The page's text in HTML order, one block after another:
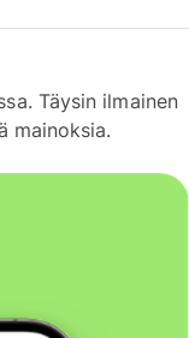
Täysin ilmainen
mainoksia.